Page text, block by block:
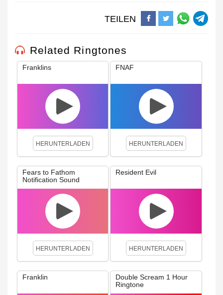
TEILEN
Related Ringtones
Franklins
HERUNTERLADEN
FNAF
HERUNTERLADEN
Fears to Fathom
Notification Sound
HERUNTERLADEN
Resident Evil
HERUNTERLADEN
Franklin
Double Scream 1 Hour
Ringtone